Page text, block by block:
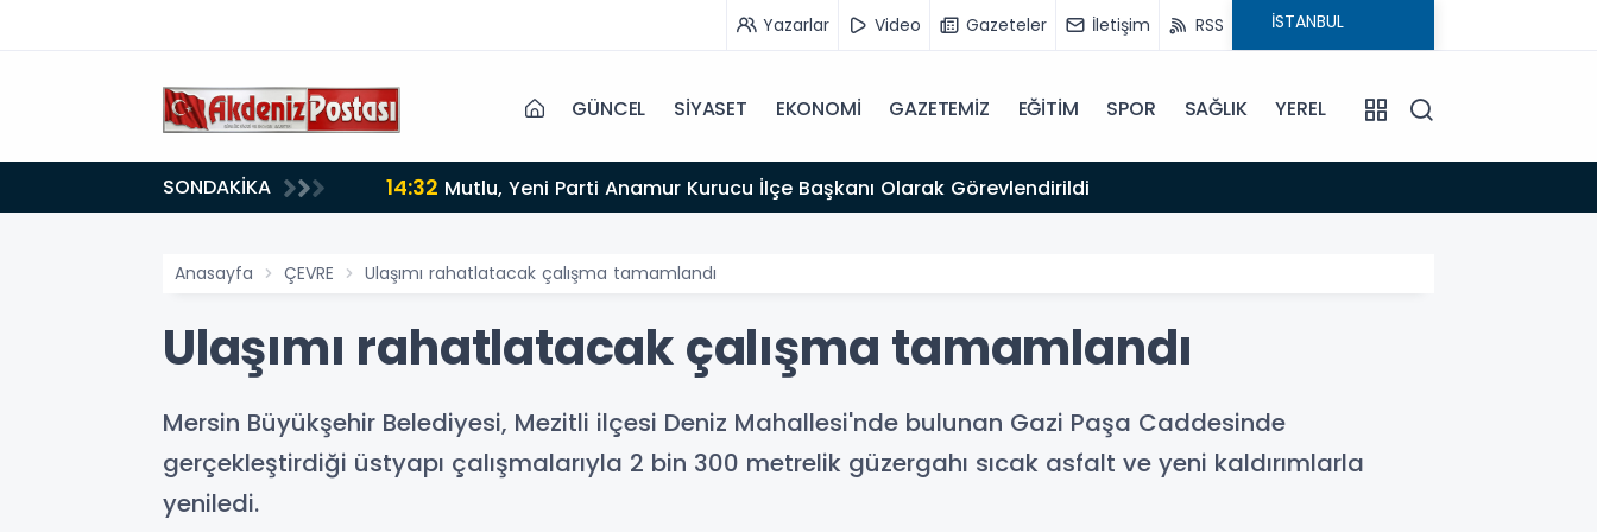
Yazarlar Video Gazeteler İletişim RSS
GÜNCEL SİYASET EKONOMİ GAZETEMİZ EĞİTİM SPOR SAĞLIK YEREL
SONDAKİKA 14:32 Mutlu, Yeni Parti Anamur Kurucu İlçe Başkanı Olarak Görevlendirildi
Anasayfa ÇEVRE Ulaşımı rahatlatacak çalışma tamamlandı
Ulaşımı rahatlatacak çalışma tamamlandı
Mersin Büyükşehir Belediyesi, Mezitli ilçesi Deniz Mahallesi'nde bulunan Gazi Paşa Caddesinde
gerçekleştirdiği üstyapı çalışmalarıyla 2 bin 300 metrelik güzergahı sıcak asfalt ve yeni kaldırımlarla
yeniledi.